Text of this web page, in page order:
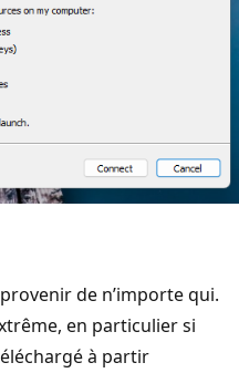
de n’importe qui.
en particulier si
à partir